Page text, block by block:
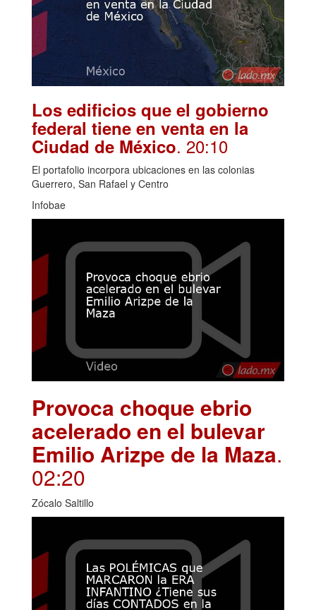
Los edificios que el gobierno
federal tiene en venta en la
Ciudad de México. 20:10
El portafolio incorpora ubicaciones en las colonias
Guerrero, San Rafael y Centro
Infobae
Provoca choque ebrio
acelerado en el bulevar
Emilio Arizpe de la Maza.
02:20
Zócalo Saltillo